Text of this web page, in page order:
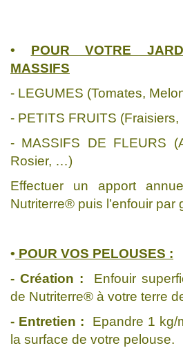
• POUR VOTRE
MASSIFS
- LEGUMES (Tomates,
- PETITS FRUITS
- MASSIFS DE FLEURS
Rosier, …)
Effectuer un apport
Nutriterre® puis l’enfouir par
• POUR VOS PELOUSES :
- Création : Enfouir
de Nutriterre® à votre terre
- Entretien :
Epandre 1 kg/
la surface de votre pelouse.